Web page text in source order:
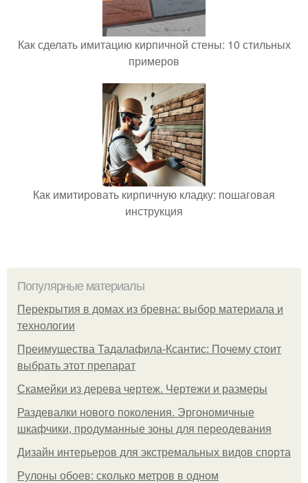
Как сделать имитацию кирпичной стены: 10 стильных
примеров
Как имитировать кирпичную кладку: пошаговая
инструкция
Популярные материалы
Перекрытия в домах из бревна: выбор материала и
технологии
Преимущества Тадалафила-Ксантис: Почему стоит
выбрать этот препарат
Скамейки из дерева чертеж. Чертежи и размеры
Раздевалки нового поколения. Эргономичные
шкафчики, продуманные зоны для переодевания
Дизайн интерьеров для экстремальных видов спорта
Рулоны обоев: сколько метров в одном